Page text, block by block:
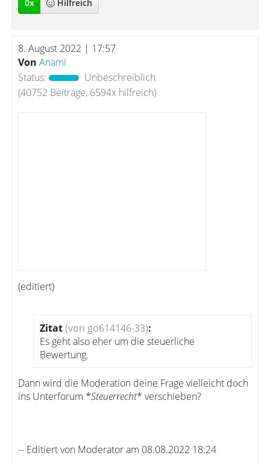
0x Hilfreich
8. August 2022 | 17:57
Von Anami
Status:
Unbeschreiblich
(40752 Beiträge, 6594x hilfreich)
(editiert)
Zitat(von go614146-33):
Es geht also eher um die steuerliche
Bewertung.
Dann wird die Moderation deine Frage vielleicht doch
ins Unterforum *Steuerrecht* verschieben?
-- Editiert von Moderator am 08.08.2022 18:24